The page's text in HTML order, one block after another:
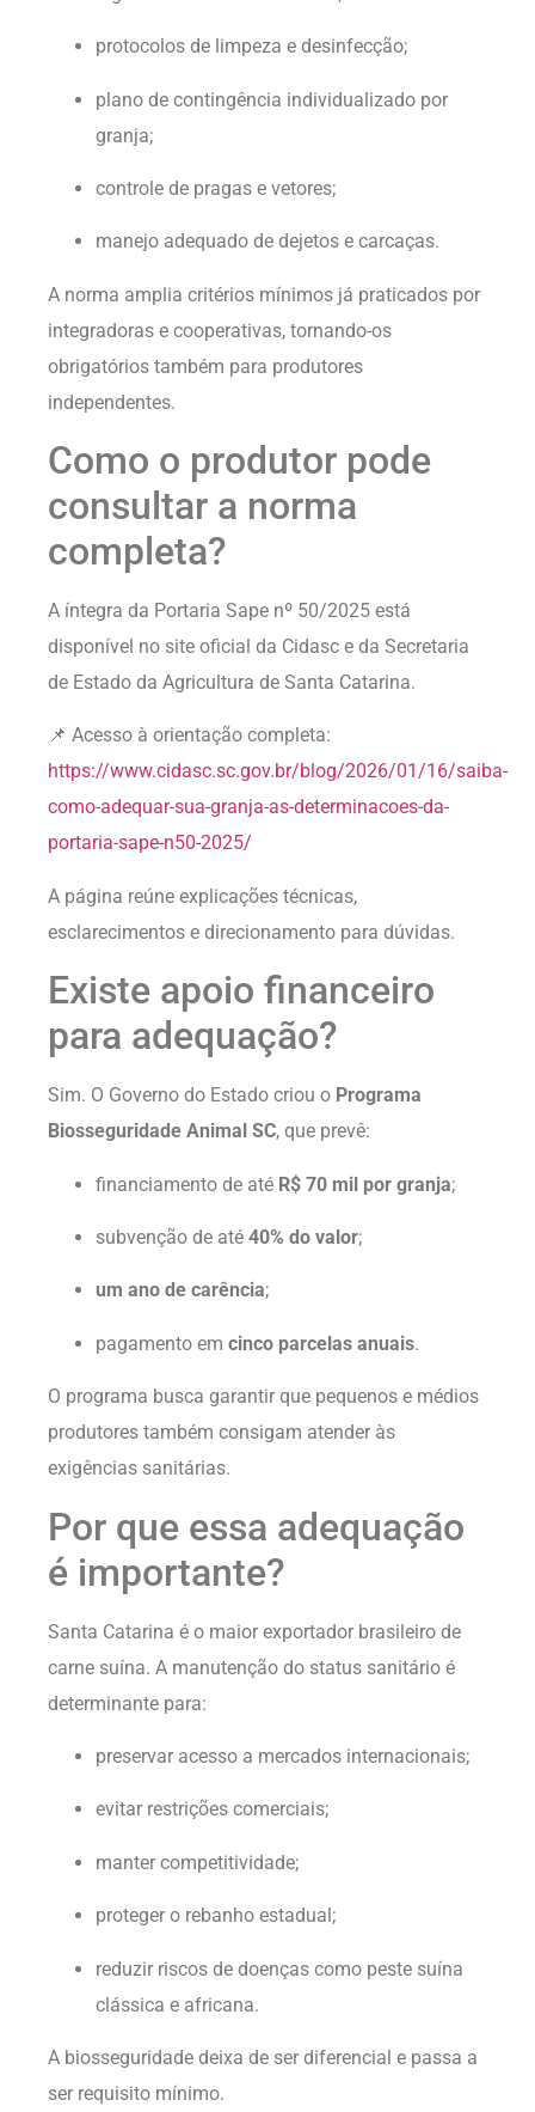
protocolos de limpeza e desinfecção;
plano de contingência individualizado por
granja;
controle de pragas e vetores;
manejo adequado de dejetos e carcaças.
A norma amplia critérios mínimos já praticados por
integradoras e cooperativas, tornando-os
obrigatórios também para produtores
independentes.
Como o produtor pode
consultar a norma
completa?
A íntegra da Portaria Sape nº 50/2025 está
disponível no site oficial da Cidasc e da Secretaria
de Estado da Agricultura de Santa Catarina.
📌 Acesso à orientação completa:
https://www.cidasc.sc.gov.br/blog/2026/01/16/saiba-
como-adequar-sua-granja-as-determinacoes-da-
portaria-sape-n50-2025/
A página reúne explicações técnicas,
esclarecimentos e direcionamento para dúvidas.
Existe apoio financeiro
para adequação?
Sim. O Governo do Estado criou o Programa
Biosseguridade Animal SC, que prevê:
financiamento de até R$ 70 mil por granja;
subvenção de até 40% do valor;
um ano de carência;
pagamento em cinco parcelas anuais.
O programa busca garantir que pequenos e médios
produtores também consigam atender às
exigências sanitárias.
Por que essa adequação
é importante?
Santa Catarina é o maior exportador brasileiro de
carne suína. A manutenção do status sanitário é
determinante para:
preservar acesso a mercados internacionais;
evitar restrições comerciais;
manter competitividade;
proteger o rebanho estadual;
reduzir riscos de doenças como peste suína
clássica e africana.
A biosseguridade deixa de ser diferencial e passa a
ser requisito mínimo.